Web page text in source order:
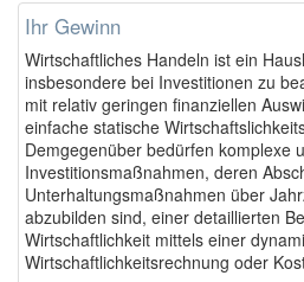
Ihr Gewinn
Wirtschaftliches Handeln ist ein
insbesondere bei Investitionen zu
mit relativ geringen finanziellen
einfache statische
Demgegenüber bedürfen komplexe
Investitionsmaßnahmen, deren
Unterhaltungsmaßnahmen über
abzubilden sind, einer detaillierten
Wirtschaftlichkeit mittels einer
Wirtschaftlichkeitsrechnung oder